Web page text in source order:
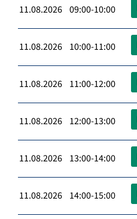
11.08.2026 09:00-10:00
11.08.2026 10:00-11:00
11.08.2026 11:00-12:00
11.08.2026 12:00-13:00
11.08.2026 13:00-14:00
11.08.2026 14:00-15:00